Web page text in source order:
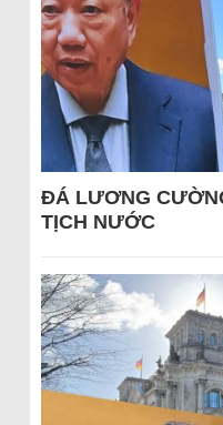
ĐÁ LƯƠNG
TỊCH NƯỚC